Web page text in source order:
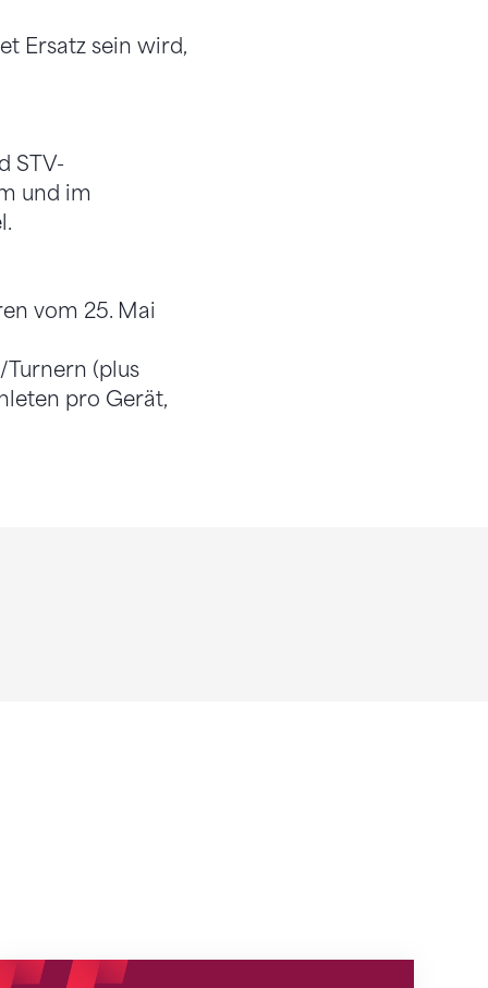
Ersatz sein wird,
STV-
und im
vom 25. Mai
(plus
pro Gerät,
Empfangszeiten ab 1. August 2026